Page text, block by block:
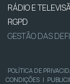
RÁDIO E
RGPD
GESTÃO DAS
POLÍTICA DE
CONDIÇÕES |